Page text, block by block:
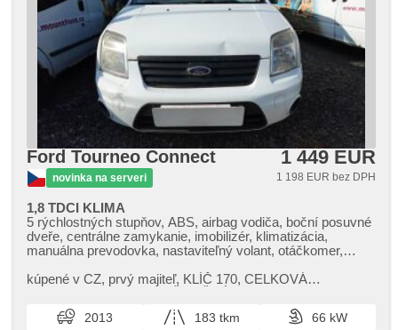
Ford Tourneo Connect
novinka na serveri
1 449 EUR
1 198 EUR bez DPH
1,8 TDCI KLIMA
5 rýchlostných stupňov, ABS, airbag vodiča, boční posuvné
dveře, centrálne zamykanie, imobilizér, klimatizácia,
manuálna prevodovka, nastaviteľný volant, otáčkomer,
(ESP), výškovo nastaviteľné sedadlo vodiča
kúpené v CZ,​ prvý majiteľ,​ KLÍČ 170,​ CELKOVÁ
TAŽNÉ ZAŘÍZENÍ NA 1200KG,​ VÝDŘEVA
NÁKLADOVÉH...
2013 183 tkm
66 kW